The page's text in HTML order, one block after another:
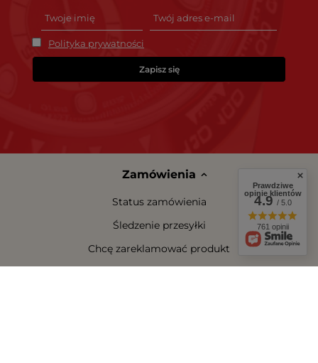
Polityka prywatności
Zapisz się
Zamówienia
Status zamówienia
Śledzenie przesyłki
Chcę zareklamować produkt
Prawdziwe
opinie klientów
4.9/ 5.0
761 opinii